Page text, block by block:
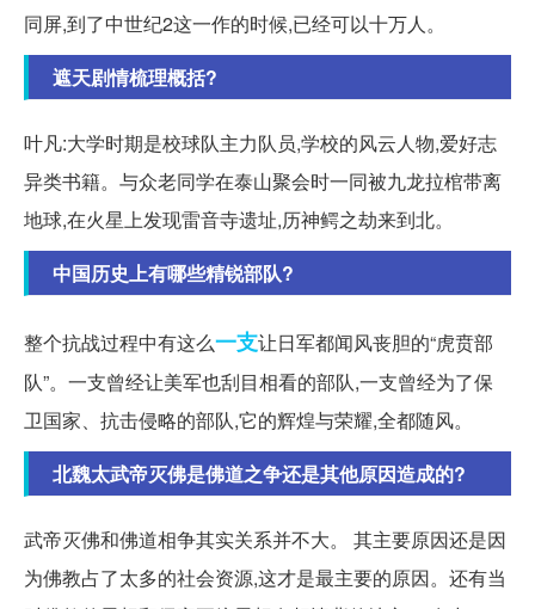
同屏,到了中世纪2这一作的时候,已经可以十万人。
遮天剧情梳理概括?
叶凡:大学时期是校球队主力队员,学校的风云人物,爱好志
异类书籍。与众老同学在泰山聚会时一同被九龙拉棺带离
地球,在火星上发现雷音寺遗址,历神鳄之劫来到北。
中国历史上有哪些精锐部队?
整个抗战过程中有这么一支让日军都闻风丧胆的“虎贲部
队”。一支曾经让美军也刮目相看的部队,一支曾经为了保
卫国家、抗击侵略的部队,它的辉煌与荣耀,全都随风。
北魏太武帝灭佛是佛道之争还是其他原因造成的?
武帝灭佛和佛道相争其实关系并不大。 其主要原因还是因
为佛教占了太多的社会资源,这才是最主要的原因。还有当